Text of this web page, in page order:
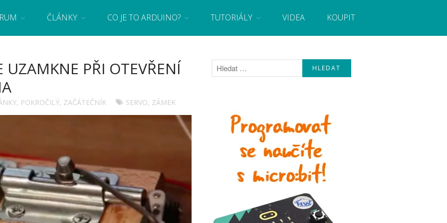
Staré fórum
se základy programování a elektroniky zábavnou formou! Arduino a microbit projekty, návody, novinky i tutoriály pro začátečníky i pro
ČLÁNKY CO JE TO ARDUINO? TUTORIÁLY VIDEA KOUPIT
UZAMKNE PŘI OTEVŘENÍ
, POKROČILÝ, ZAČÁTEČNÍK SERVO, ZÁMEK